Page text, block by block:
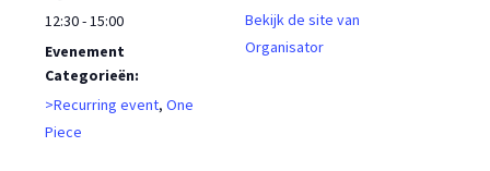
12:30 - 15:00
Evenement
Categorieën:
>Recurring event, One
Piece
Bekijk de site van
Organisator